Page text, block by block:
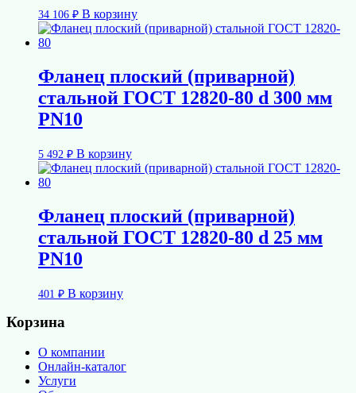
34 106 ₽ В корзину
Фланец плоский (приварной)
стальной ГОСТ 12820-80 d 300 мм
PN10
5 492 ₽ В корзину
Фланец плоский (приварной)
стальной ГОСТ 12820-80 d 25 мм
PN10
401 ₽ В корзину
Корзина
О компании
Онлайн-каталог
Услуги